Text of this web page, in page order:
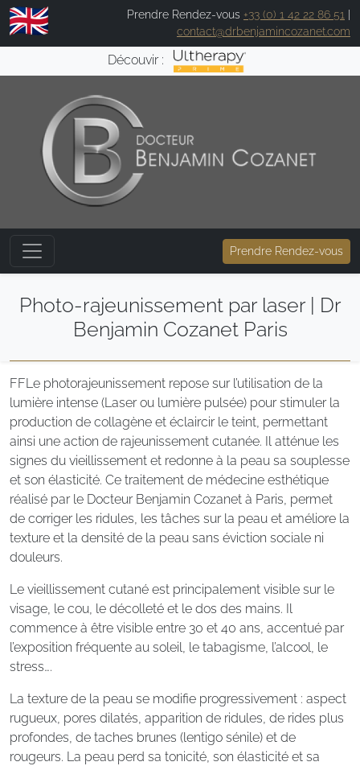
Prendre Rendez-vous +33 (0) 1 42 22 86 51
contact@drbenjamincozanet.com
Découvir :
Prendre Rendez-vous
Photo-rajeunissement par laser | Dr
Benjamin Cozanet Paris
FFLe photorajeunissement repose sur l’utilisation de la
lumière intense (Laser ou lumière pulsée) pour stimuler la
production de collagène et éclaircir le teint, permettant
ainsi une action de rajeunissement cutanée. Il atténue les
signes du vieillissement et redonne à la peau sa souplesse
et son élasticité. Ce traitement de médecine esthétique
réalisé par le Docteur Benjamin Cozanet à Paris, permet
de corriger les ridules, les tâches sur la peau et améliore la
texture et la densité de la peau sans éviction sociale ni
douleurs.
Le vieillissement cutané est principalement visible sur le
visage, le cou, le décolleté et le dos des mains. Il
commence à être visible entre 30 et 40 ans, accentué par
l’exposition fréquente au soleil, le tabagisme, l’alcool, le
stress….
La texture de la peau se modifie progressivement : aspect
rugueux, pores dilatés, apparition de ridules, de rides plus
profondes, de taches brunes (lentigo sénile) et de
rougeurs. La peau perd sa tonicité, son élasticité et sa